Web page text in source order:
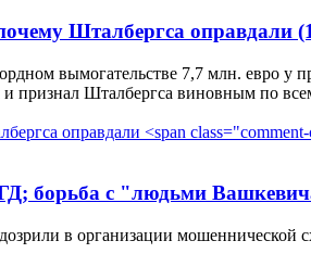
Шталбергса оправдали
вымогательстве 7,7 млн. евро
признал Шталбергса виновным по
борьба с "людьми
в организации мошеннической